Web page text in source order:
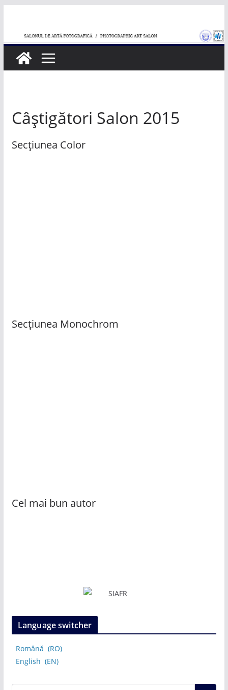
content
Câștigători Salon 2015
Secțiunea Color
Secțiunea Monochrom
Cel mai bun autor
Language switcher
Română
RO
English
EN